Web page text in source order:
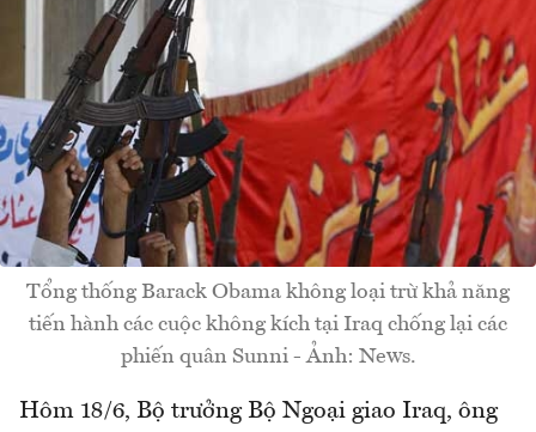
Tổng thống Barack Obama không loại trừ khả năng
tiến hành các cuộc không kích tại Iraq chống lại các
phiến quân Sunni - Ảnh: News.
Hôm 18/6, Bộ trưởng Bộ Ngoại giao Iraq, ông